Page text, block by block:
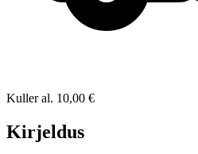
Kuller al. 10,00 €
Kirjeldus